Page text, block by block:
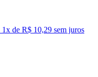
1x de R$ 10,29 sem juros